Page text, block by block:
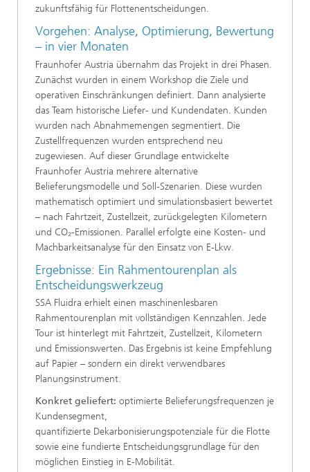
zukunftsfähig für Flottenentscheidungen.
Vorgehen: Analyse, Optimierung, Bewertung
– in vier Monaten
Fraunhofer Austria übernahm das Projekt in drei Phasen.
Zunächst wurden in einem Workshop die Ziele und
operativen Einschränkungen definiert. Dann analysierte
das Team historische Liefer- und Kundendaten. Kunden
wurden nach Abnahmemengen segmentiert. Die
Zustellfrequenzen wurden entsprechend neu
zugewiesen. Auf dieser Grundlage entwickelte
Fraunhofer Austria mehrere alternative
Belieferungsmodelle und Soll-Szenarien. Diese wurden
mathematisch optimiert und simulationsbasiert bewertet
– nach Fahrtzeit, Zustellzeit, zurückgelegten Kilometern
und CO₂-Emissionen. Parallel erfolgte eine Kosten- und
Machbarkeitsanalyse für den Einsatz von E-Lkw.
Ergebnisse: Ein Rahmentourenplan als
Entscheidungswerkzeug
SSA Fluidra erhielt einen maschinenlesbaren
Rahmentourenplan mit vollständigen Kennzahlen. Jede
Tour ist hinterlegt mit Fahrtzeit, Zustellzeit, Kilometern
und Emissionswerten. Das Ergebnis ist keine Empfehlung
auf Papier – sondern ein direkt verwendbares
Planungsinstrument.
Konkret geliefert: optimierte Belieferungsfrequenzen je
Kundensegment,
quantifizierte Dekarbonisierungspotenziale für die Flotte
sowie eine fundierte Entscheidungsgrundlage für den
möglichen Einstieg in E-Mobilität.